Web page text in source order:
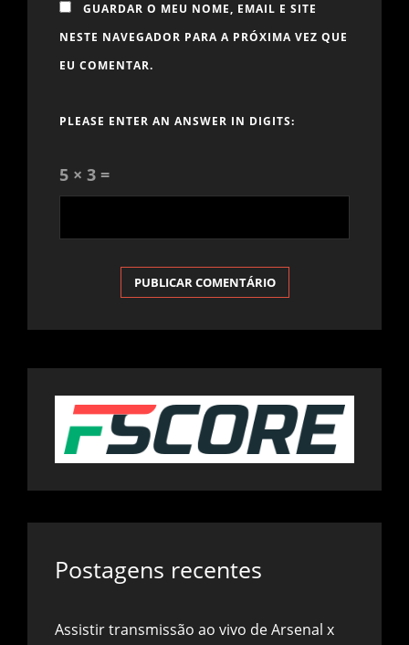
GUARDAR O MEU NOME, EMAIL E SITE
NESTE NAVEGADOR PARA A PRÓXIMA VEZ QUE
EU COMENTAR.
PLEASE ENTER AN ANSWER IN DIGITS:
5 × 3 =
Postagens recentes
Assistir transmissão ao vivo de Arsenal x